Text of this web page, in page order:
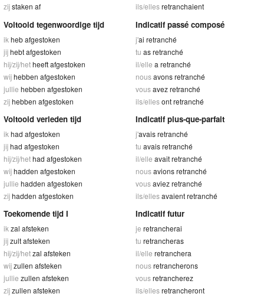
zijstaken af
ils/ellesretranchaient
Voltooid tegenwoordige tijd
ik heb afgestoken
jijhebt afgestoken
hij/zij/hetheeft afgestoken
wijhebben afgestoken
jullie hebben afgestoken
zijhebben afgestoken
Indicatif passé composé
j'ai retranché
tu as retranché
il/elle a retranché
nousavons retranché
vousavez retranché
ils/ellesont retranché
Voltooid verleden tijd
ik had afgestoken
jijhad afgestoken
hij/zij/hethad afgestoken
wijhadden afgestoken
jullie hadden afgestoken
zijhadden afgestoken
Indicatif plus-que-parfait
j'avais retranché
tu avais retranché
il/elle avait retranché
nousavions retranché
vousaviez retranché
ils/ellesavaient retranché
Toekomende tijd I
ik zal afsteken
jijzult afsteken
hij/zij/hetzal afsteken
wijzullen afsteken
jullie zullen afsteken
zijzullen afsteken
Indicatif futur
je retrancherai
tu retrancheras
il/elle retranchera
nousretrancherons
vousretrancherez
ils/ellesretrancheront